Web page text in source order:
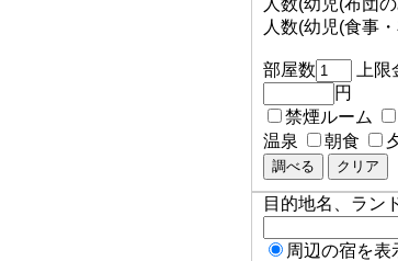
人数(幼児(布団
人数(幼児(食事
部屋数 上限
円
禁煙ルーム
温泉
朝食
目的地名、ラン
周辺の宿を表